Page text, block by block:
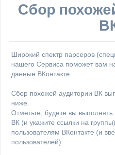
Сбор
Широкий спектр парсеров
нашего Сервиса поможет вам
данные ВКонтакте.
Сбор похожей аудитории ВК
ниже.
Отметьте, будете вы выполнять
ВК (и укажите ссылки на
пользователям ВКонтакте (и
пользователей).